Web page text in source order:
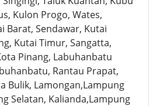
Kulon Progo, Wates,
Barat, Sendawar, Kutai
Kutai Timur, Sangatta,
Pinang, Labuhanbatu
Rantau Prapat,
Bulik, Lamongan,Lampung
Selatan, Kalianda,Lampung